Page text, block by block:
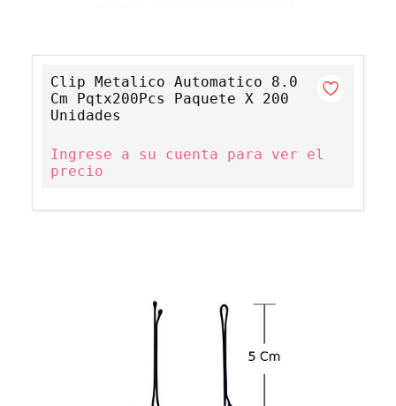
Clip Metalico Automatico 8.0
Cm Pqtx200Pcs Paquete X 200
Unidades
Ingrese a su cuenta para ver el
precio